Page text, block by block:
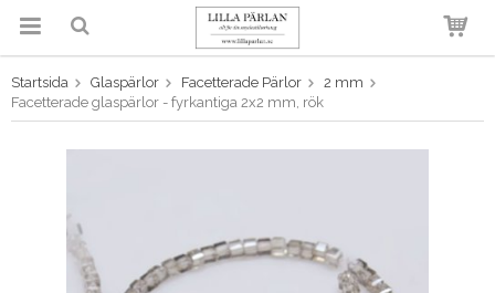
Produkten har blivit tillagd i
varukorgen
Startsida Glaspärlor Facetterade Pärlor
2 mm
Facetterade glaspärlor - fyrkantiga 2x2 mm, rök